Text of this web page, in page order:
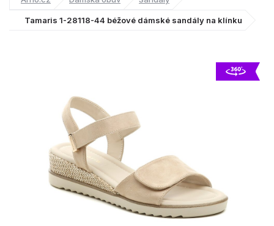
Tamaris 1-28118-44 béžové dámské sandály na klínku